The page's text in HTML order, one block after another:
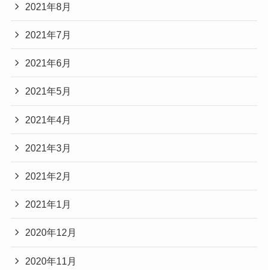
2021年8月
2021年7月
2021年6月
2021年5月
2021年4月
2021年3月
2021年2月
2021年1月
2020年12月
2020年11月